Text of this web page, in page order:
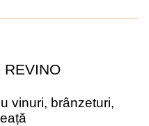
REVINO
vinuri, brânzeturi,